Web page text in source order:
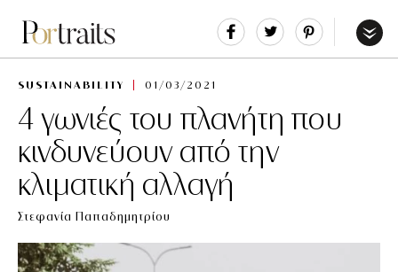
Share Tweet
SUSTAINABILITY 01/03/2021
4 γωνιές του πλανήτη που
κινδυνεύουν από την
κλιματική αλλαγή
Στεφανία Παπαδημητρίου